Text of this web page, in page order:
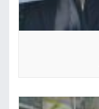
فيديوهات
نحن
إتصل